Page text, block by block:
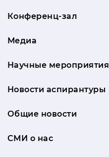
Конференц-зал
Медиа
Научные мероприятия
Новости аспирантуры
Общие новости
СМИ о нас